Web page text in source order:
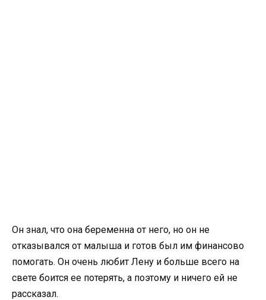
Он знал, что она беременна от него, но он не
отказывался от малыша и готов был им финансово
помогать. Он очень любит Лену и больше всего на
свете боится ее потерять, а поэтому и ничего ей не
рассказал.